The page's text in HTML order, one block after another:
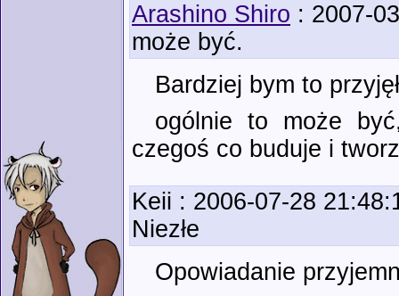
Arashino Shiro : 2007-
może być.
Bardziej bym to
ogólnie to może
czegoś co buduje i
Keii : 2006-07-28
Niezłe
Opowiadanie